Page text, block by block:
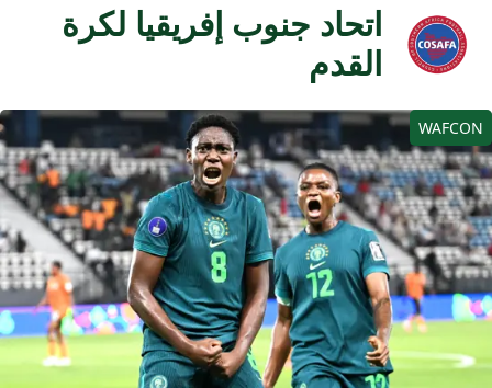
اتحاد جنوب إفريقيا لكرة
القدم